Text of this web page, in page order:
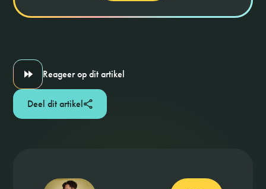
Reageer op dit artikel
Deel dit artikel